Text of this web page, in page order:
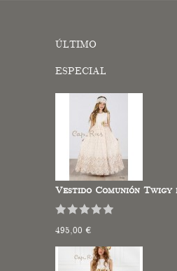
ÚLTIMO
ESPECIAL
Vestido Comunión Twigy
495,00 €